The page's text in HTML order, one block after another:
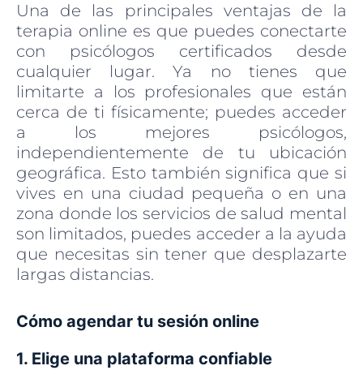
Una de las principales ventajas de la
terapia online es que puedes conectarte
con psicólogos certificados desde
cualquier lugar. Ya no tienes que
limitarte a los profesionales que están
cerca de ti físicamente; puedes acceder
a los mejores psicólogos,
independientemente de tu ubicación
geográfica. Esto también significa que si
vives en una ciudad pequeña o en una
zona donde los servicios de salud mental
son limitados, puedes acceder a la ayuda
que necesitas sin tener que desplazarte
largas distancias.
Cómo agendar tu sesión online
1. Elige una plataforma confiable